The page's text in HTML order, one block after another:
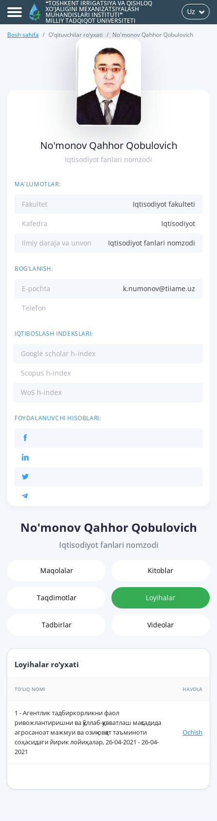
❝TOSHKENT IRRIGATSIYA VA QISHLOQ
XO'JALIGINI MEXANIZATSIYALASH
MUHANDISLARI INSTITUTI❞
MILLIY TADQIQOT UNIVERSITETI
Uz
Bosh sahifa O‘qituvchilar ro‘yxati No'monov Qahhor Qobulovich
No'monov Qahhor Qobulovich
Iqtisodiyot fanlari nomzodi
MA'LUMOTLAR:
Fakultet Iqtisodiyot fakulteti
Kafedra Iqtisodiyot
Ilmiy daraja va unvon Iqtisodiyot fanlari nomzodi
BOG‘LANISH:
E-pochta k.numonov@tiiame.uz
Telefon
IQTIBOSLASH INDEKSLARI:
Google scholar h-index
Scopus h-index
WoS h-index
FOYDALANUVCHI HISOBLARI:
No'monov Qahhor Qobulovich
Iqtisodiyot fanlari nomzodi
Maqolalar Kitoblar
Taqdimotlar Loyihalar
Tadbirlar Videolar
Loyihalar ro‘yxati
TO‘LIQ NOMI HAVOLA
1 - Агентлик тадбиркорликни фаол
ривожлантиришни ва қўллаб-қувватлаш мақсадида
агросаноат мажмуи ва озиқ-овқат таъминоти
соҳасидаги йирик лойиҳалар, 26-04-2021 - 26-04-
2021
Ochish